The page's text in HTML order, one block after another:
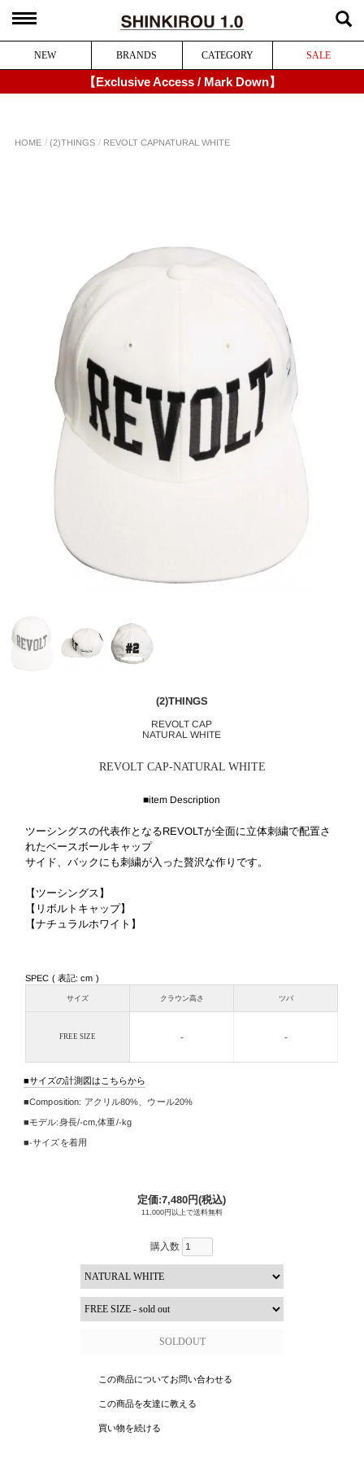
NEW BRANDS CATEGORY SALE
【Exclusive Access / Mark Down】
HOME (2)THINGS REVOLT CAPNATURAL WHITE
(2)THINGS
REVOLT CAP
NATURAL WHITE
REVOLT CAP-NATURAL WHITE
■item Description
ツーシングスの代表作となるREVOLTが全面に立体刺繍で配置さ
れたベースボールキャップ
サイド、バックにも刺繍が入った贅沢な作りです。
【ツーシングス】
【リボルトキャップ】
【ナチュラルホワイト】
SPEC ( 表記: cm )
サイズ クラウン高さ ツバ
FREE SIZE - -
サイズの計測図はこちらから
Composition: アクリル80%、ウール20%
モデル:身長/-cm,体重/-kg
-サイズを着用
定価:7,480円(税込)
11,000円以上で送料無料
購入数
この商品についてお問い合わせる
この商品を友達に教える
買い物を続ける